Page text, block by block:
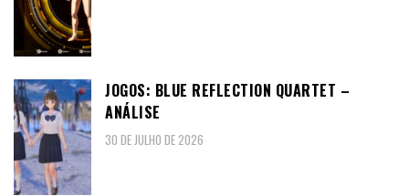
JOGOS: BLUE REFLECTION QUARTET –
ANÁLISE
30 DE JULHO DE 2026